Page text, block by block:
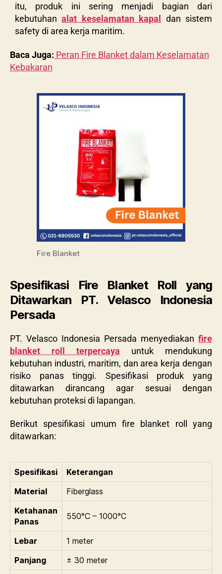
itu, produk ini sering menjadi bagian dari
kebutuhanalat keselamatan kapal
dan sistem
safety di area kerja maritim.
Baca Juga: Peran Fire Blanket dalam Keselamatan
Kebakaran
Fire Blanket
Spesifikasi Fire Blanket Roll yang
Ditawarkan PT. Velasco Indonesia
Persada
PT. Velasco Indonesia Persada menyediakan fire
blanket roll terpercaya untuk mendukung
kebutuhan industri, maritim, dan area kerja dengan
risiko panas tinggi. Spesifikasi produk yang
ditawarkan dirancang agar sesuai dengan
kebutuhan proteksi di lapangan.
Berikut spesifikasi umum fire blanket roll
yang
ditawarkan:
Spesifikasi
Keterangan
Material
Fiberglass
Ketahanan
Panas
550°C – 1000°C
Lebar
1 meter
Panjang
± 30 meter